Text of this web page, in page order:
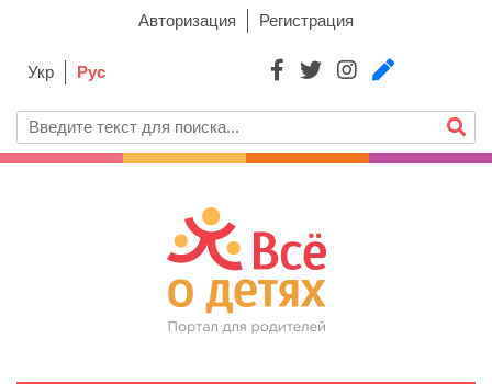
Авторизация Регистрация
Укр Рус